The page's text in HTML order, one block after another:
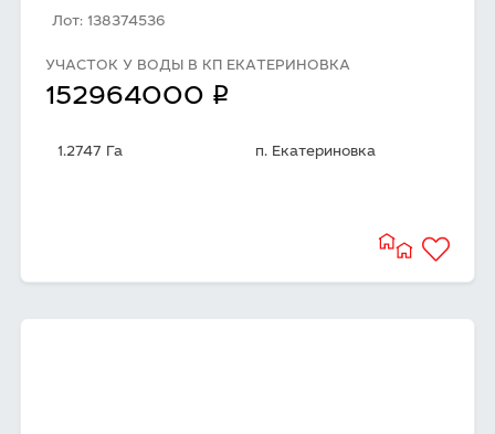
Лот: 138374536
УЧАСТОК У ВОДЫ В КП ЕКАТЕРИНОВКА
152964000 q
1.2747 Га п. Екатериновка